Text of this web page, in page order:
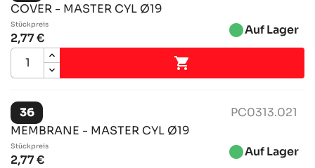
COVER - MASTER CYL Ø19
Stückpreis
2,77 € brightness_1Auf Lager

36
PC0313.021
MEMBRANE - MASTER CYL Ø19
Stückpreis
2,77 € brightness_1Auf Lager